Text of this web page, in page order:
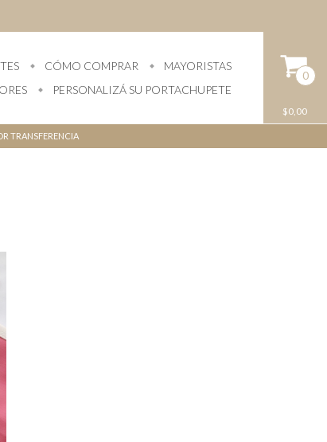
CÓMO COMPRAR
MAYORISTAS
PERSONALIZÁ SU PORTACHUPETE
0
$0,00
TRANSFERENCIA